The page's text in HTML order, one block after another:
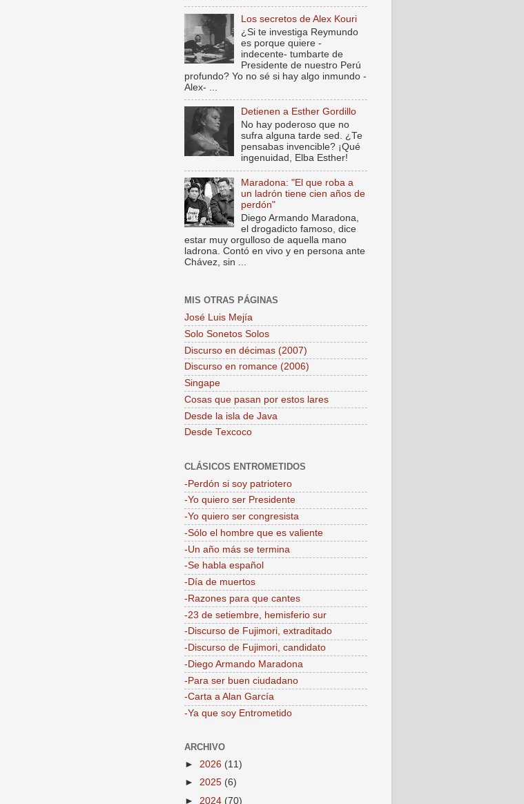
Los secretos de Alex Kouri
¿Si te investiga Reymundo
es porque quiere -
indecente- tumbarte de
Presidente de nuestro Perú
profundo? Yo no sé si hay algo inmundo -
Alex- ...
Detienen a Esther Gordillo
No hay poderoso que no
sufra alguna tarde sed. ¿Te
pensabas invencible? ¡Qué
ingenuidad, Elba Esther!
Maradona: "El que roba a
un ladrón tiene cien años de
perdón"
Diego Armando Maradona,
el drogadicto famoso, dice
estar muy orgulloso de aquella mano
ladrona. Contó en vivo y en persona ante
Chávez, sin ...
MIS OTRAS PÁGINAS
José Luis Mejía
Solo Sonetos Solos
Discurso en décimas (2007)
Discurso en romance (2006)
Singape
Cosas que pasan por estos lares
Desde la isla de Java
Desde Texcoco
CLÁSICOS ENTROMETIDOS
-Perdón si soy patriotero
-Yo quiero ser Presidente
-Yo quiero ser congresista
-Sólo el hombre que es valiente
-Un año más se termina
-Se habla español
-Día de muertos
-Razones para que cantes
-23 de setiembre, hemisferio sur
-Discurso de Fujimori, extraditado
-Discurso de Fujimori, candidato
-Diego Armando Maradona
-Para ser buen ciudadano
-Carta a Alan García
-Ya que soy Entrometido
ARCHIVO
► 2026 (11)
► 2025 (6)
► 2024 (70)